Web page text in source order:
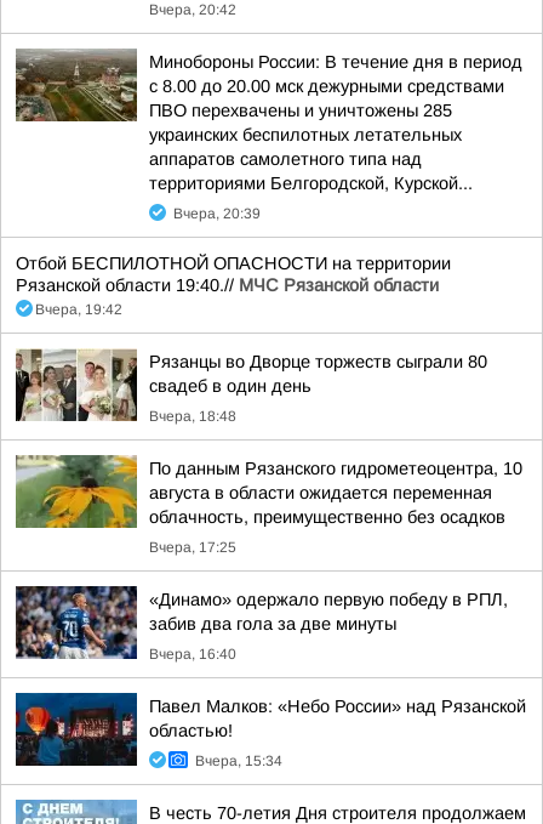
Вчера, 20:42
Минобороны России: В течение дня в период
с 8.00 до 20.00 мск дежурными средствами
ПВО перехвачены и уничтожены 285
украинских беспилотных летательных
аппаратов самолетного типа над
территориями Белгородской, Курской...
Вчера, 20:39
Отбой БЕСПИЛОТНОЙ ОПАСНОСТИ на территории
Рязанской области 19:40.// МЧС Рязанской области
Вчера, 19:42
Рязанцы во Дворце торжеств сыграли 80
свадеб в один день
Вчера, 18:48
По данным Рязанского гидрометеоцентра, 10
августа в области ожидается переменная
облачность, преимущественно без осадков
Вчера, 17:25
«Динамо» одержало первую победу в РПЛ,
забив два гола за две минуты
Вчера, 16:40
Павел Малков: «Небо России» над Рязанской
областью!
Вчера, 15:34
В честь 70-летия Дня строителя продолжаем